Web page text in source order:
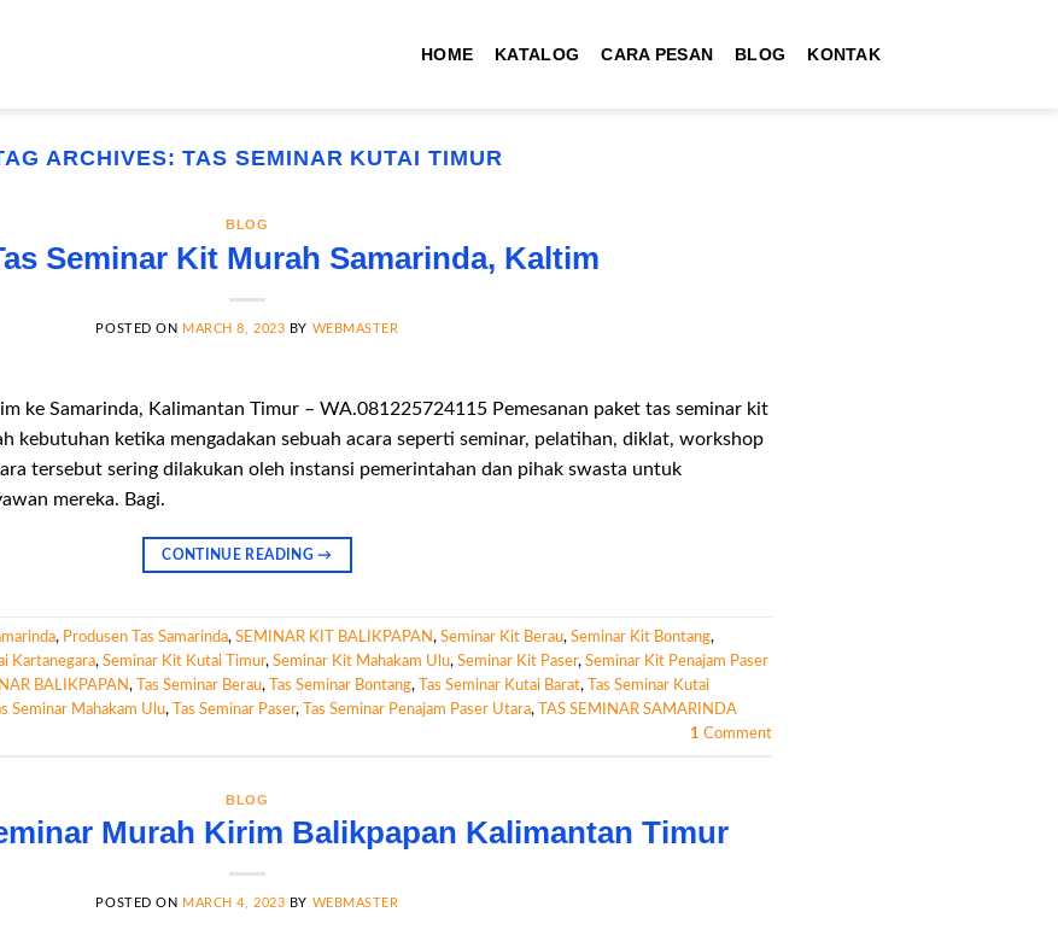
HOME KATALOG CARA PESAN BLOG KONTAK
ARCHIVES:TAS SEMINAR KUTAI TIMUR
BLOG
Seminar Kit Murah Samarinda, Kaltim
POSTED ON MARCH 8, 2023 BY WEBMASTER
ke Samarinda, Kalimantan Timur – WA.081225724115 Pemesanan paket tas seminar kit
kebutuhan ketika mengadakan sebuah acara seperti seminar, pelatihan, diklat, workshop
tersebut sering dilakukan oleh instansi pemerintahan dan pihak swasta untuk
mereka. Bagi.
CONTINUE READING→
, Produsen Tas Samarinda, SEMINAR KIT BALIKPAPAN, Seminar Kit Berau, Seminar Kit Bontang,
Kartanegara, Seminar Kit Kutai Timur, Seminar Kit Mahakam Ulu, Seminar Kit Paser, Seminar Kit Penajam Paser
BALIKPAPAN, Tas Seminar Berau, Tas Seminar Bontang, Tas Seminar Kutai Barat,
Tas Seminar Kutai
Seminar Mahakam Ulu, Tas Seminar Paser, Tas Seminar Penajam Paser Utara,
TAS SEMINAR SAMARINDA
1 Comment
BLOG
Murah Kirim Balikpapan Kalimantan Timur
POSTED ON MARCH 4, 2023 BY WEBMASTER